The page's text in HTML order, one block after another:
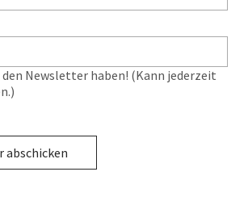
Newsletter haben! (Kann jederzeit